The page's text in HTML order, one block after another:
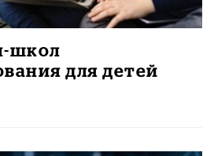
школ
для детей